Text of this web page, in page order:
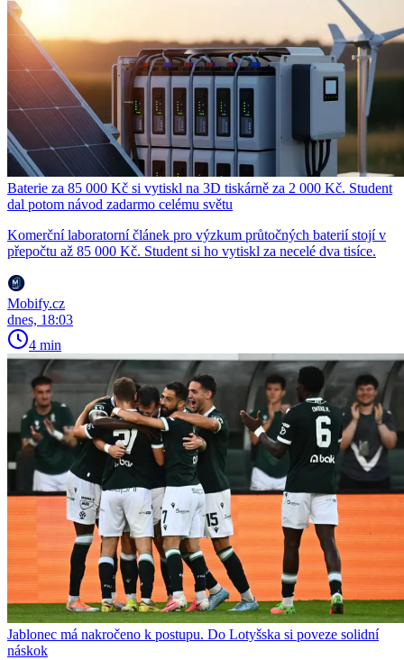
Baterie za 85 000 Kč si vytiskl na 3D tiskárně za 2 000 Kč. Student
dal potom návod zadarmo celému světu
Komerční laboratorní článek pro výzkum průtočných baterií stojí v
přepočtu až 85 000 Kč. Student si ho vytiskl za necelé dva tisíce.
Mobify.cz
dnes, 18:03
4 min
Jablonec má nakročeno k postupu. Do Lotyšska si poveze solidní
náskok